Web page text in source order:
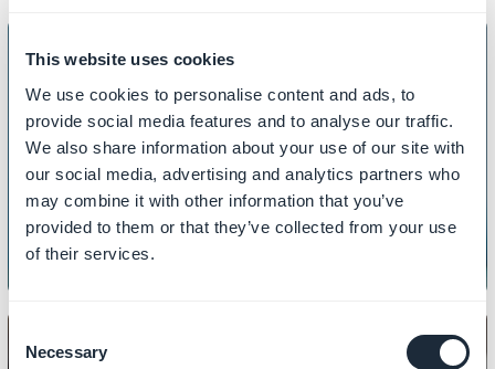
This website uses cookies
We use cookies to personalise content and ads, to
provide social media features and to analyse our traffic.
We also share information about your use of our site with
our social media, advertising and analytics partners who
may combine it with other information that you’ve
provided to them or that they’ve collected from your use
of their services.
Selection
Necessary
So passen Sie Ihre 404-Fehlerseite
an